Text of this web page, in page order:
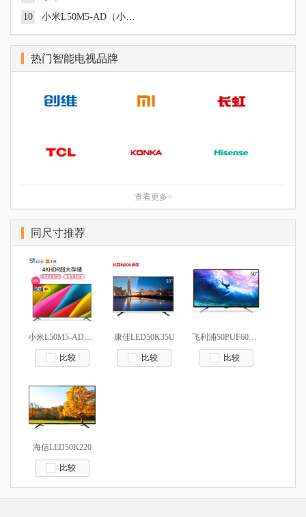
图片
50英寸, 超高清4K, LED, 逐行扫描, 三级能效
概述 | 参数 | 图片
操作系统（VIDAA界面）, 逐行扫描, Dolby解码+DTS, 五段式均
衡, 二级能效
概述 | 参数 | 图片
55英寸, 超高清4K, LED, 逐行扫描, 三级能效
概述 | 参数
10
50英寸, 超高清4K, 64位Cortex A53 四核1.5GHz
热门智能电视品牌
查看更多>
同尺寸推荐
比较
康佳LED50K35U
比较 比较
海信LED50K220
比较